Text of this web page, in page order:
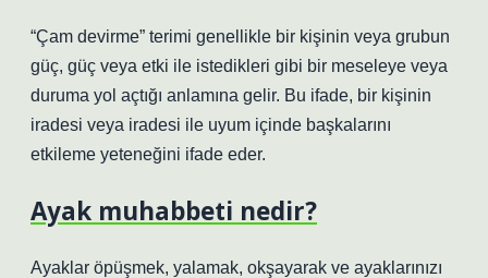
“Çam devirme” terimi genellikle bir kişinin veya grubun
güç, güç veya etki ile istedikleri gibi bir meseleye veya
duruma yol açtığı anlamına gelir. Bu ifade, bir kişinin
iradesi veya iradesi ile uyum içinde başkalarını
etkileme yeteneğini ifade eder.
Ayak muhabbeti nedir?
Ayaklar öpüşmek, yalamak, okşayarak ve ayaklarınızı